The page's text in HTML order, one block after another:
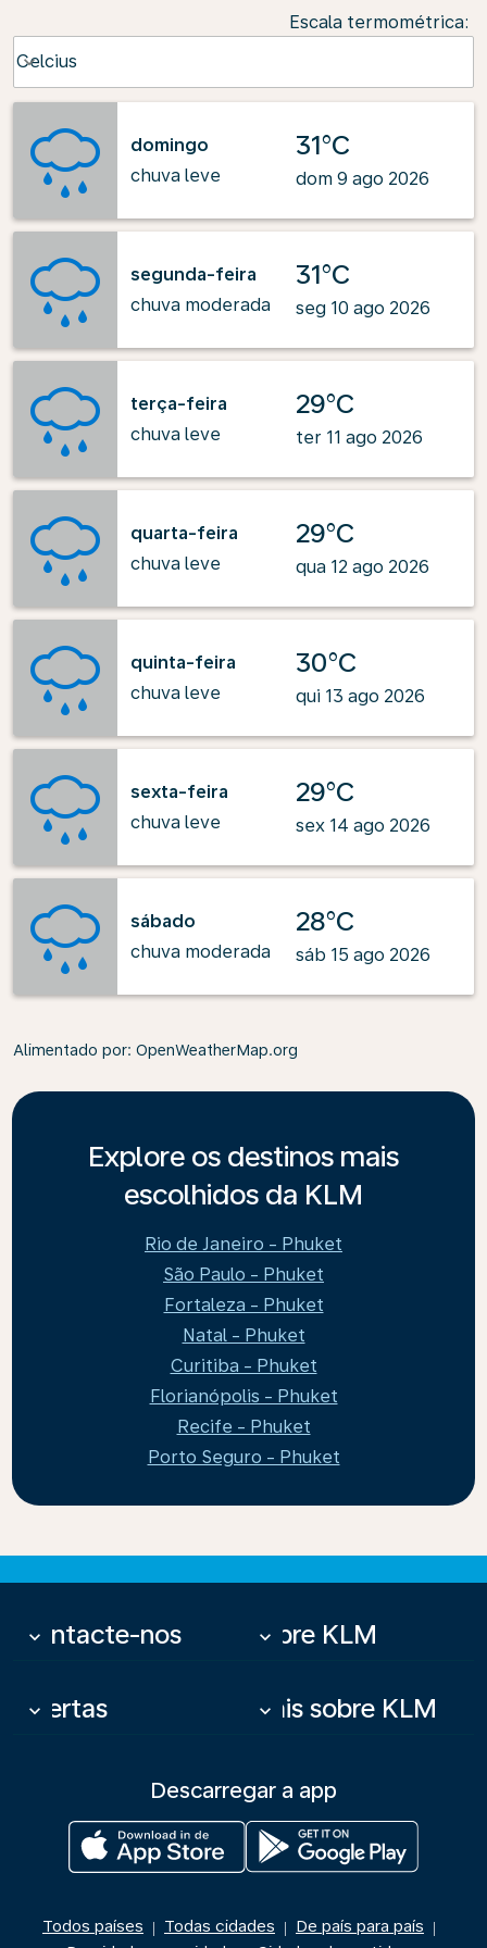
Escala termométrica:
Celcius
keyboard_arrow_down
domingo
chuva leve
31°C
dom 9 ago 2026
segunda-feira
chuva moderada
31°C
seg 10 ago 2026
terça-feira
chuva leve
29°C
ter 11 ago 2026
quarta-feira
chuva leve
29°C
qua 12 ago 2026
quinta-feira
chuva leve
30°C
qui 13 ago 2026
sexta-feira
chuva leve
29°C
sex 14 ago 2026
sábado
chuva moderada
28°C
sáb 15 ago 2026
Alimentado por: OpenWeatherMap.org
Explore os destinos mais
escolhidos da KLM
Rio de Janeiro - Phuket
São Paulo - Phuket
Fortaleza - Phuket
Natal - Phuket
Curitiba - Phuket
Florianópolis - Phuket
Recife - Phuket
Porto Seguro - Phuket
Contacte-nos
keyboard_arrow_down Sobre KLM
keyboard_arrow_down
Ofertas
keyboard_arrow_down Mais sobre KLM
keyboard_arrow_down
Descarregar a app
Todos países | Todas cidades | De país para país |